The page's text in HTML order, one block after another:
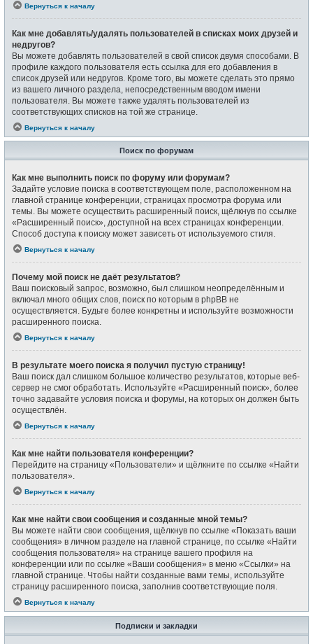
Вернуться к началу
Как мне добавлять/удалять пользователей в списках моих друзей и
недругов?
Вы можете добавлять пользователей в свой список двумя способами. В
профиле каждого пользователя есть ссылка для его добавления в
список друзей или недругов. Кроме того, вы можете сделать это прямо
из вашего личного раздела, непосредственным вводом имени
пользователя. Вы можете также удалять пользователей из
соответствующих списков на той же странице.
Вернуться к началу
Поиск по форумам
Как мне выполнить поиск по форуму или форумам?
Задайте условие поиска в соответствующем поле, расположенном на
главной странице конференции, страницах просмотра форума или
темы. Вы можете осуществить расширенный поиск, щёлкнув по ссылке
«Расширенный поиск», доступной на всех страницах конференции.
Способ доступа к поиску может зависеть от используемого стиля.
Вернуться к началу
Почему мой поиск не даёт результатов?
Ваш поисковый запрос, возможно, был слишком неопределённым и
включал много общих слов, поиск по которым в phpBB не
осуществляется. Будьте более конкретны и используйте возможности
расширенного поиска.
Вернуться к началу
В результате моего поиска я получил пустую страницу!
Ваш поиск дал слишком большое количество результатов, которые веб-
сервер не смог обработать. Используйте «Расширенный поиск», более
точно задавайте условия поиска и форумы, на которых он должен быть
осуществлён.
Вернуться к началу
Как мне найти пользователя конференции?
Перейдите на страницу «Пользователи» и щёлкните по ссылке «Найти
пользователя».
Вернуться к началу
Как мне найти свои сообщения и созданные мной темы?
Вы можете найти свои сообщения, щёлкнув по ссылке «Показать ваши
сообщения» в личном разделе на главной странице, по ссылке «Найти
сообщения пользователя» на странице вашего профиля на
конференции или по ссылке «Ваши сообщения» в меню «Ссылки» на
главной странице. Чтобы найти созданные вами темы, используйте
страницу расширенного поиска, заполнив соответствующие поля.
Вернуться к началу
Подписки и закладки